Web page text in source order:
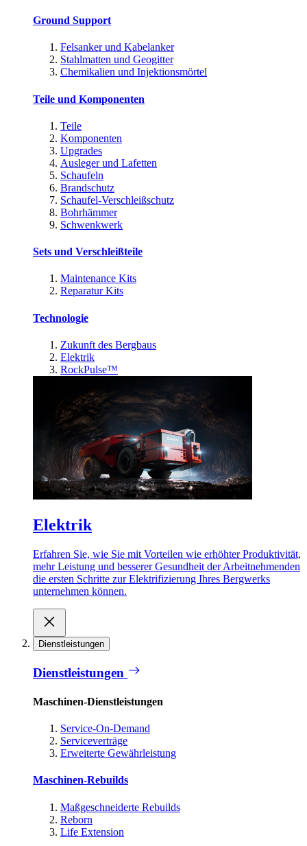
Ground Support
Felsanker und Kabelanker
Stahlmatten und Geogitter
Chemikalien und Injektionsmörtel
Teile und Komponenten
Teile
Komponenten
Upgrades
Ausleger und Lafetten
Schaufeln
Brandschutz
Schaufel-Verschleißschutz
Bohrhämmer
Schwenkwerk
Sets und Verschleißteile
Maintenance Kits
Reparatur Kits
Technologie
Zukunft des Bergbaus
Elektrik
RockPulse™
Elektrik
Erfahren Sie, wie Sie mit Vorteilen wie erhöhter Produktivität,
mehr Leistung und besserer Gesundheit der Arbeitnehmenden
die ersten Schritte zur Elektrifizierung Ihres Bergwerks
unternehmen können.
Dienstleistungen
Dienstleistungen
Maschinen-Dienstleistungen
Service-On-Demand
Serviceverträge
Erweiterte Gewährleistung
Maschinen-Rebuilds
Maßgeschneiderte Rebuilds
Reborn
Life Extension